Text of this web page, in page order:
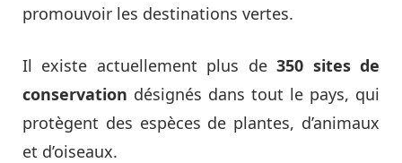
promouvoir les destinations vertes.
Il existe actuellement plus de350 sites de
conservation désignés dans tout le pays, qui
protègent des espèces de plantes, d’animaux
et d’oiseaux.